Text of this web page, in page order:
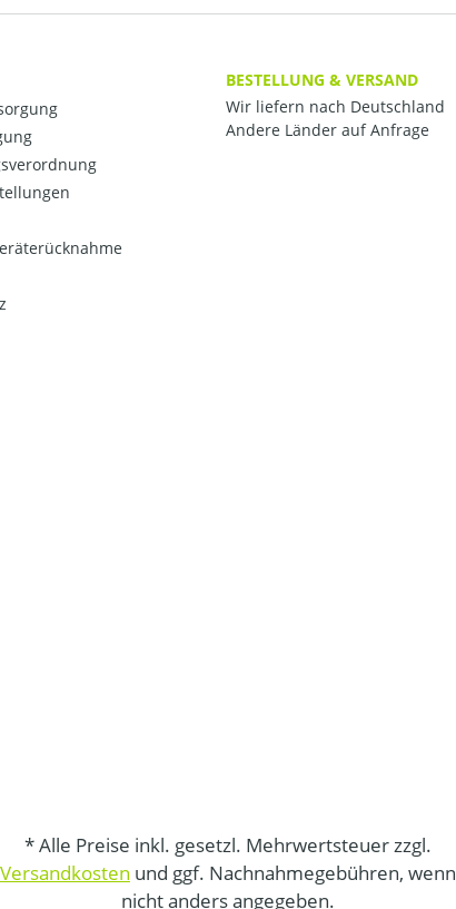
BESTELLUNG & VERSAND
Wir liefern nach Deutschland
Andere Länder auf Anfrage
* Alle Preise inkl. gesetzl. Mehrwertsteuer zzgl.
Versandkosten und ggf. Nachnahmegebühren, wenn
nicht anders angegeben.